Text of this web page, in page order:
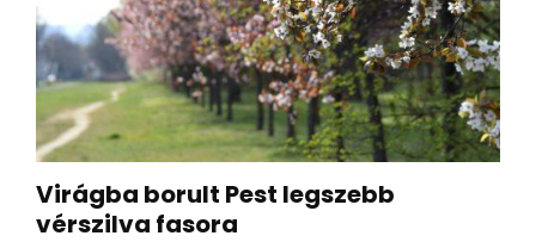
Virágba borult Pest legszebb
vérszilva fasora